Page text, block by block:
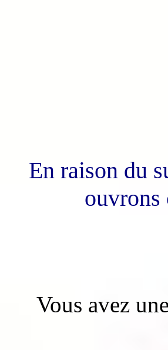
En raison du
ouvrons
Vous avez